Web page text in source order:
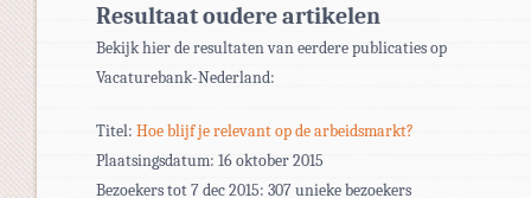
Resultaat oudere artikelen
Bekijk hier de resultaten van eerdere publicaties op
Vacaturebank-Nederland:
Titel: Hoe blijf je relevant op de arbeidsmarkt?
Plaatsingsdatum: 16 oktober 2015
Bezoekers tot 7 dec 2015: 307 unieke bezoekers